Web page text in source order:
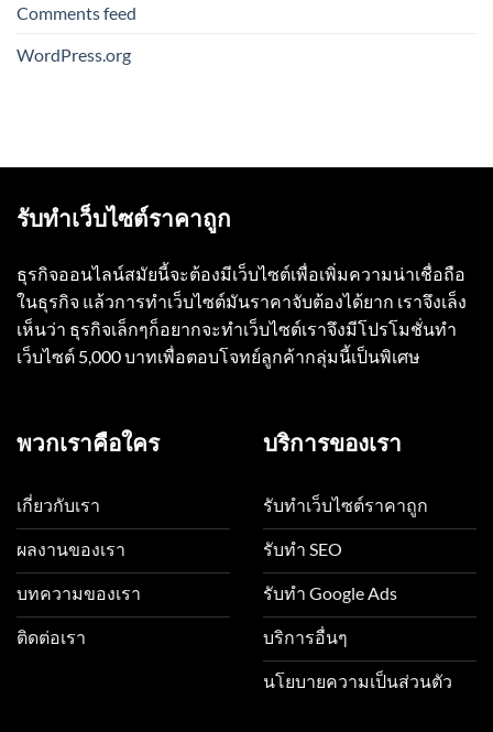
Comments feed
WordPress.org
รับทำเว็บไซต์ราคาถูก
ธุรกิจออนไลน์สมัยนี้จะต้องมีเว็บไซต์เพื่อเพิ่มความน่าเชื่อถือ
ในธุรกิจ แล้วการทำเว็บไซต์มันราคาจับต้องได้ยาก เราจึงเล็ง
เห็นว่า ธุรกิจเล็กๆก็อยากจะทำเว็บไซต์เราจึงมีโปรโมชั่นทำ
เว็บไซต์ 5,000 บาทเพื่อตอบโจทย์ลูกค้ากลุ่มนี้เป็นพิเศษ
พวกเราคือใคร
เกี่ยวกับเรา
ผลงานของเรา
บทความของเรา
ติดต่อเรา
บริการของเรา
รับทำเว็บไซต์ราคาถูก
รับทำ SEO
รับทำ Google Ads
บริการอื่นๆ
นโยบายความเป็นส่วนตัว